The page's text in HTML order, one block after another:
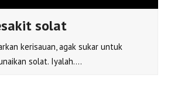
solat
kerisauan, agak sukar untuk
solat. Iyalah.…